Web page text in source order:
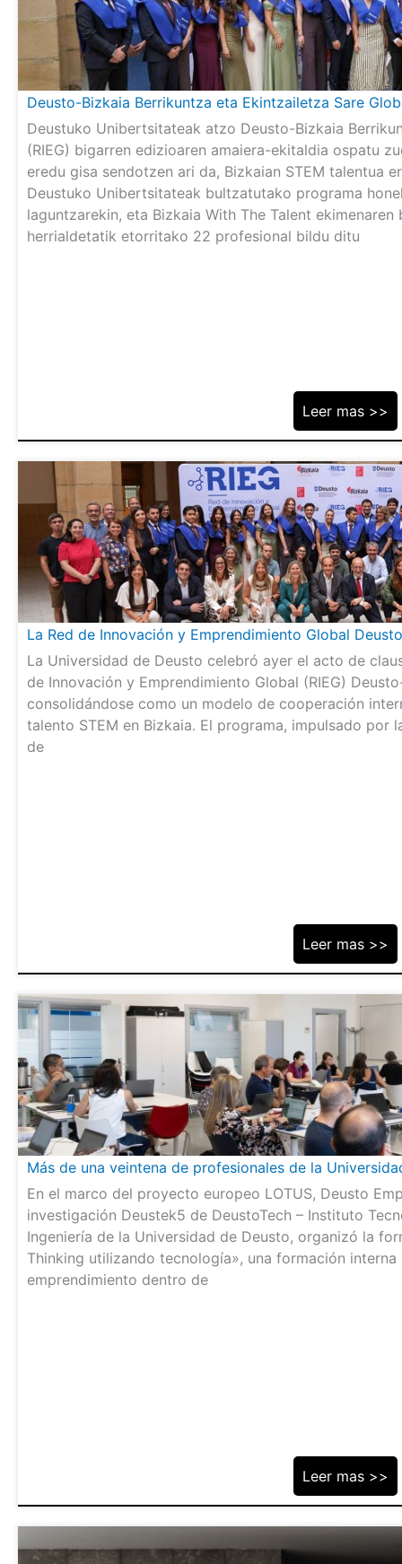
Deusto-Bizkaia Berrikuntza eta Ekintzailetza Sare
Deustuko Unibertsitateak atzo Deusto-Bizkaia
(RIEG) bigarren edizioaren amaiera-ekitaldia ospatu
eredu gisa sendotzen ari da, Bizkaian STEM talentua
Deustuko Unibertsitateak bultzatutako programa
laguntzarekin, eta Bizkaia With The Talent
herrialdetatik etorritako 22 profesional bildu ditu
Leer mas >>
La Red de Innovación y Emprendimiento Global
La Universidad de Deusto celebró ayer el acto de
de Innovación y Emprendimiento Global (RIEG)
consolidándose como un modelo de cooperación
talento STEM en Bizkaia. El programa, impulsado por
de
Leer mas >>
Más de una veintena de profesionales de la
En el marco del proyecto europeo LOTUS, Deusto
investigación Deustek5 de DeustoTech – Instituto
Ingeniería de la Universidad de Deusto, organizó la
Thinking utilizando tecnología», una formación
emprendimiento dentro de
Leer mas >>